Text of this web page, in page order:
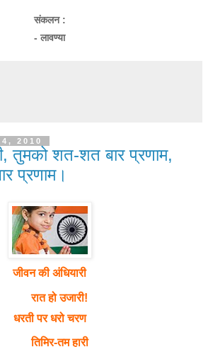
संकलन :
- लावण्या
2010
तुमको शत-शत बार प्रणाम,
प्रणाम।
जीवन की अंधियारी
रात हो उजारी!
धरती पर धरो चरण
तिमिर-तम हारी